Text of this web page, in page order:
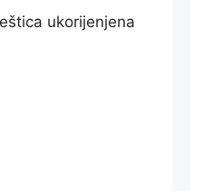
ukorijenjena